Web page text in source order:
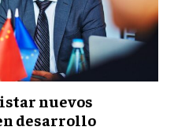
Y GESTIÓN DEL
nuevos
desarrollo